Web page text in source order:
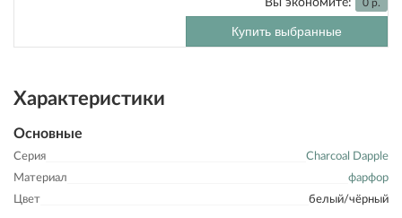
Вы экономите: 0 р.
Купить выбранные
Характеристики
Основные
Серия
Charcoal Dapple
Материал
фарфор
Цвет
белый/чёрный